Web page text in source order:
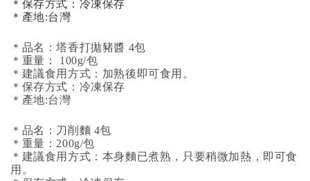
＊保存方式：冷凍保存
＊產地:台灣
＊品名：塔香打拋豬醬 4包
＊重量： 100g/包
＊建議食用方式：加熟後即可食用。
＊保存方式：冷凍保存
＊產地:台灣
＊品名：刀削麵 4包
＊重量：200g/包
＊建議食用方式：本身麵已煮熟，只要稍微加熱，即可食
用。